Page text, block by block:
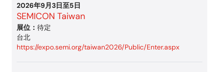
2026年9月3日至5日
SEMICON Taiwan
展位： 待定
台北
https://expo.semi.org/taiwan2026/Public/Enter.aspx